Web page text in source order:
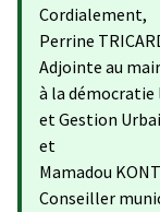
Cordialement,
Perrine
Adjointe au
à la démocratie
et Gestion
et
Mamadou
Conseiller